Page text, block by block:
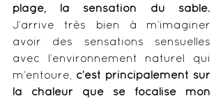
plage, la sensation du sable
J’arrive très bien à m’imaginer
avoir des sensations sensuelles
avec l’environnement naturel qui
m’entoure, c’est principalement sur
la chaleur que se focalise mon